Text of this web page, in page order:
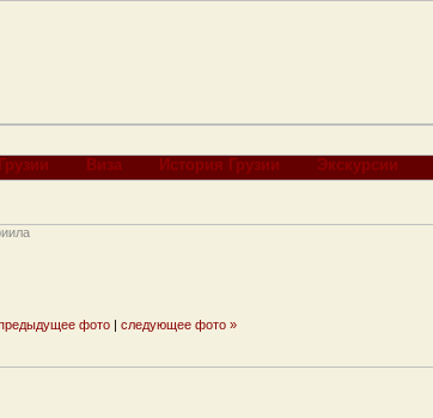
Виза История Грузии Экскурсии
фото | следующее фото »